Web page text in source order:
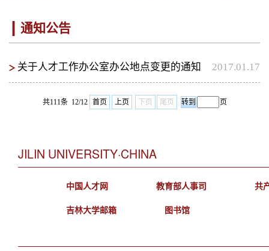
通知公告
关于人才工作办公室办公地点变更的通知 2017.01.17
共111条 12/12 首页 上页 下页 尾页 页
JILIN UNIVERSITY·CHINA
中国人才网 教育部人事司
共
吉林大学邮箱
图书馆